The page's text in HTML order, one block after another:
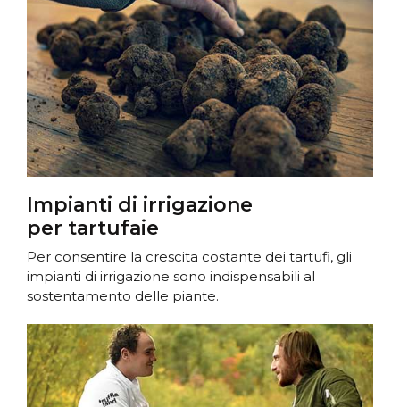
Impianti di irrigazione
per tartufaie
Per consentire la crescita costante dei tartufi, gli
impianti di irrigazione sono indispensabili al
sostentamento delle piante.